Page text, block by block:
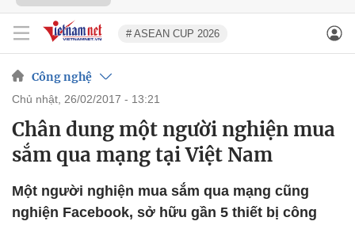
# ASEAN CUP 2026
Công nghệ
chủ nhật, 26/02/2017 - 13:21
Chân dung một người nghiện mua
sắm qua mạng tại Việt Nam
Một người nghiện mua sắm qua mạng cũng
nghiện Facebook, sở hữu gần 5 thiết bị công